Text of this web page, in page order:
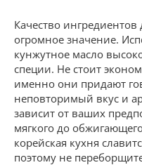
Качество
огромное значение.
кунжутное масло
специи. Не стоит
именно они придают
неповторимый вкус и
зависит от ваших
мягкого до
корейская кухня
поэтому не